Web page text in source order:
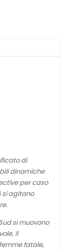
di
dinamiche
per caso
si agitano
si muovono
il
fatale,